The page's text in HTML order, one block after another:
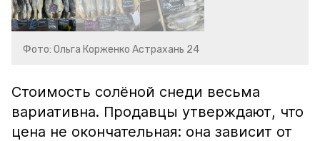
Фото: Ольга Корженко Астрахань 24
Стоимость солёной снеди весьма
вариативна. Продавцы утверждают, что
цена не окончательная: она зависит от